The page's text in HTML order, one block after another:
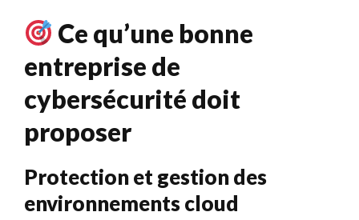
Ce qu’une bonne
entreprise de
cybersécurité doit
proposer
Protection et gestion des
environnements cloud